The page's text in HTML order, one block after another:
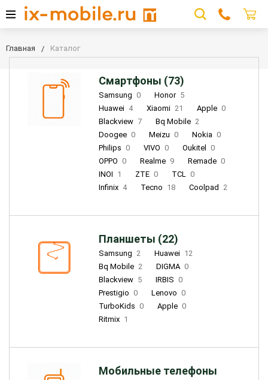
Главная Каталог
Смартфоны (73)
Samsung 0 Honor 5
Huawei 4 Xiaomi 21 Apple 0
Blackview 7 Bq Mobile 2
Doogee 0 Meizu 0 Nokia 0
Philips 0 VIVO 0 Oukitel
0
OPPO 0 Realme 9 Remade 0
INOI 1 ZTE 0 TCL 0
Infinix 4 Tecno 18 Coolpad 2
Планшеты (22)
Samsung 2 Huawei 12
Bq Mobile 2 DIGMA 0
Blackview 5 IRBIS 0
Prestigio 0 Lenovo 0
TurboKids 0 Apple 0
Ritmix 1
Мобильные телефоны